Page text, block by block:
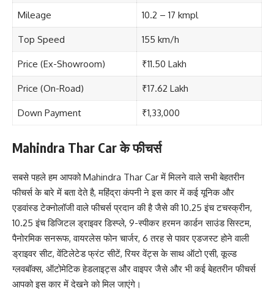
Mileage 10.2 – 17 kmpl
Top Speed 155 km/h
Price (Ex-Showroom) ₹11.50 Lakh
Price (On-Road) ₹17.62 Lakh
Down Payment ₹1,33,000
Mahindra Thar Car के फीचर्स
सबसे पहले हम आपको Mahindra Thar Car में मिलने वाले सभी बेहतरीन
फीचर्स के बारे में बता देते है, महिंद्रा कंपनी ने इस कार में कई यूनिक और
एडवांस्ड टेक्नोलॉजी वाले फीचर्स प्रदान की है जैसे की 10.25 इंच टचस्क्रीन,
10.25 इंच डिजिटल ड्राइवर डिस्प्ले, 9-स्पीकर हरमन कार्डन साउंड सिस्टम,
पैनोरमिक सनरूफ, वायरलेस फोन चार्जर, 6 तरह से पावर एडजस्ट होने वाली
ड्राइवर सीट, वेंटिलेटेड फ्रंट सीटें, रियर वेंट्स के साथ ऑटो एसी, कूल्ड
ग्लवबॉक्स, ऑटोमेटिक हेडलाइट्स और वाइपर जैसे और भी कई बेहतरीन फीचर्स
आपको इस कार में देखने को मिल जाएंगे।